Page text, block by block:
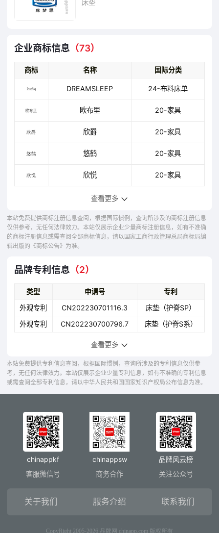
床垫
企业商标信息 （73）
商标 名称 国际分类
DREAMSLEEP 24-布料床单
欧布里 20-家具
欣爵 20-家具
悠鹤 20-家具
欣悦 20-家具
查看更多
本站免费提供商标注册信息查阅，根据国际惯例，查询所涉及的商标注册信息
仅供参考，无任何法律效力。本站仅展示企业少量商标注册信息，如有不准确
的商标注册信息或需查阅全部商标信息，请以国家工商行政管理总局商标局编
辑出版的《商标公告》为准。
品牌专利信息 （2）
类型 申请号
专利
外观专利
CN202230701116.3
床垫（护脊SP）
外观专利
CN202230700796.7 床垫（护脊S系）
查看更多
本站免费提供专利信息查阅，根据国际惯例，查询所涉及的专利信息仅供参
考，无任何法律效力。本站仅展示企业少量专利信息，如有不准确的专利信息
或需查阅全部专利信息，请以中华人民共和国国家知识产权局公布信息为准。
chinappkf
客服微信号
chinappsw
商务合作
品牌风云榜
关注公众号
关于我们 服务介绍 联系我们
CopyRight 2005-2026 品牌网 chinapp.com 版权所有